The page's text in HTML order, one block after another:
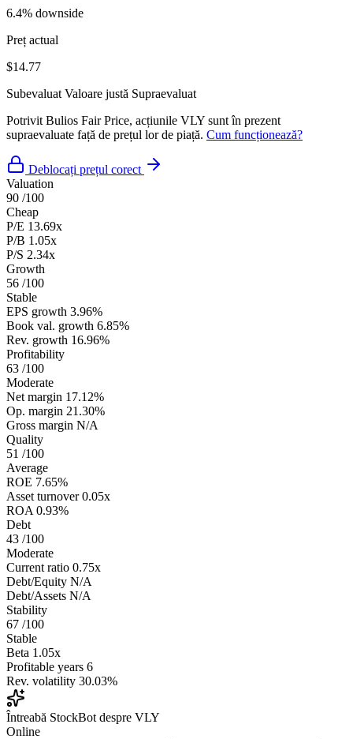
6.4% downside
Preț actual
$14.77
Subevaluat Valoare justă Supraevaluat
Potrivit Bulios Fair Price, acțiunile VLY sunt în prezent
supraevaluate față de prețul lor de piață. Cum funcționează?
Deblocați prețul corect
Valuation
90 /100
Cheap
P/E 13.69x
P/B 1.05x
P/S 2.34x
Growth
56 /100
Stable
EPS growth 3.96%
Book val. growth 6.85%
Rev. growth 16.96%
Profitability
63 /100
Moderate
Net margin 17.12%
Op. margin 21.30%
Gross margin N/A
Quality
51 /100
Average
ROE 7.65%
Asset turnover 0.05x
ROA 0.93%
Debt
43 /100
Moderate
Current ratio 0.75x
Debt/Equity N/A
Debt/Assets N/A
Stability
67 /100
Stable
Beta 1.05x
Profitable years 6
Rev. volatility 30.03%
Întreabă StockBot despre VLY
Online